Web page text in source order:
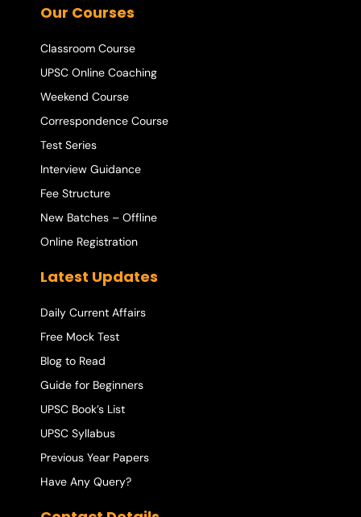
Our Courses
Classroom Course
UPSC Online Coaching
Weekend Course
Correspondence Course
Test Series
Interview Guidance
Fee Structure
New Batches – Offline
Online Registration
Latest Updates
Daily Current Affairs
Free Mock Test
Blog to Read
Guide for Beginners
UPSC Book’s List
UPSC Syllabus
Previous Year Papers
Have Any Query?